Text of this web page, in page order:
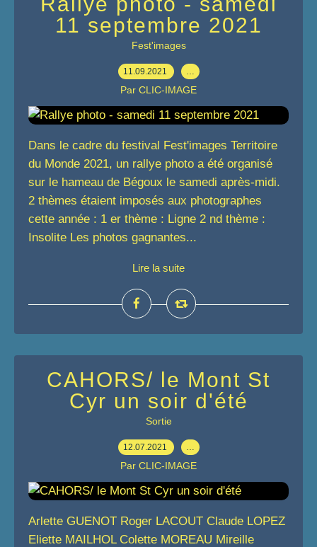
11 septembre 2021
Fest'images
11.09.2021 …
Par CLIC-IMAGE
Dans le cadre du festival Fest'images Territoire
du Monde 2021, un rallye photo a été organisé
sur le hameau de Bégoux le samedi après-midi.
2 thèmes étaient imposés aux photographes
cette année : 1 er thème : Ligne 2 nd thème :
Insolite Les photos gagnantes...
Lire la suite
CAHORS/ le Mont St
Cyr un soir d'été
Sortie
12.07.2021 …
Par CLIC-IMAGE
Arlette GUENOT Roger LACOUT Claude LOPEZ
Eliette MAILHOL Colette MOREAU Mireille